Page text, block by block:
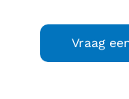
Vraag